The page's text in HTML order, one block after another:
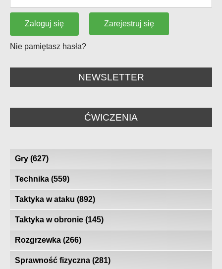
Zaloguj się
Nie pamiętasz hasła?
Zarejestruj się
NEWSLETTER
ĆWICZENIA
Gry (627)
Technika (559)
Taktyka w ataku (892)
Taktyka w obronie (145)
Rozgrzewka (266)
Sprawność fizyczna (281)